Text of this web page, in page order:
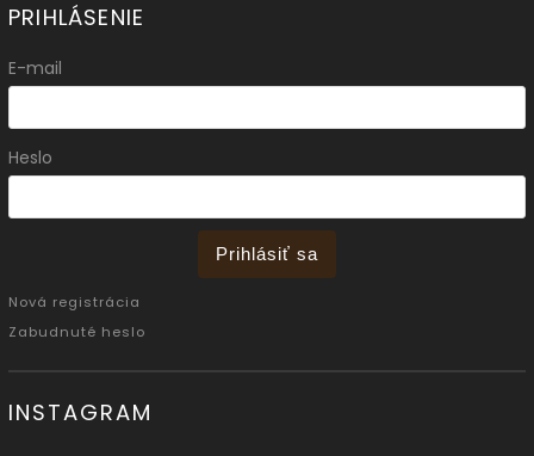
PRIHLÁSENIE
E-mail
Heslo
Prihlásiť sa
Nová registrácia
Zabudnuté heslo
INSTAGRAM